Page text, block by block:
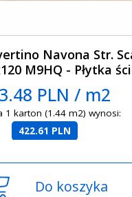
Navona Str.
M9HQ - Płytka
PLN / m2
1 karton (1.44 m2) wynosi:
422.61 PLN
Do koszyka